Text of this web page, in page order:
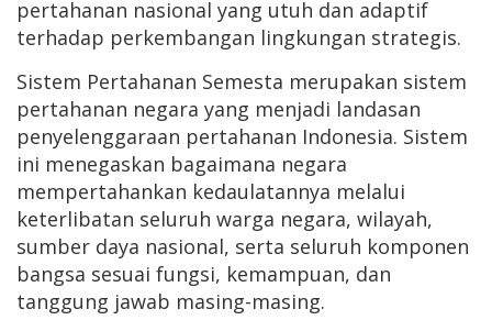
pertahanan nasional yang utuh dan adaptif
terhadap perkembangan lingkungan strategis.
Sistem Pertahanan Semesta merupakan sistem
pertahanan negara yang menjadi landasan
penyelenggaraan pertahanan Indonesia. Sistem
ini menegaskan bagaimana negara
mempertahankan kedaulatannya melalui
keterlibatan seluruh warga negara, wilayah,
sumber daya nasional, serta seluruh komponen
bangsa sesuai fungsi, kemampuan, dan
tanggung jawab masing-masing.